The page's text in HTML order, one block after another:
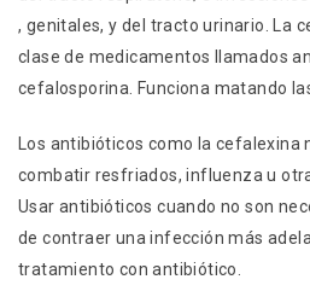
, genitales, y del tracto urinario. La
clase de medicamentos llamados
cefalosporina. Funciona matando
Los antibióticos como la cefalexina
combatir resfriados, influenza u
Usar antibióticos cuando no son
de contraer una infección más
tratamiento con antibiótico.